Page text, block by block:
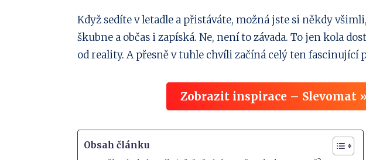
Twitter
Linkedin
Sdílejte
Sdílejte
Když sedíte v letadle a přistáváte, možná jste si někdy
škubne a občas i zapíská. Ne, není to závada. To jen kola
od reality. A přesně v tuhle chvíli začíná celý ten fascinující
Zobrazit inspirace – Slevomat »
Obsah článku